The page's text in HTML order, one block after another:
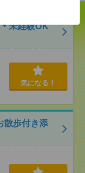
未経験OK
気になる！
散歩付き添